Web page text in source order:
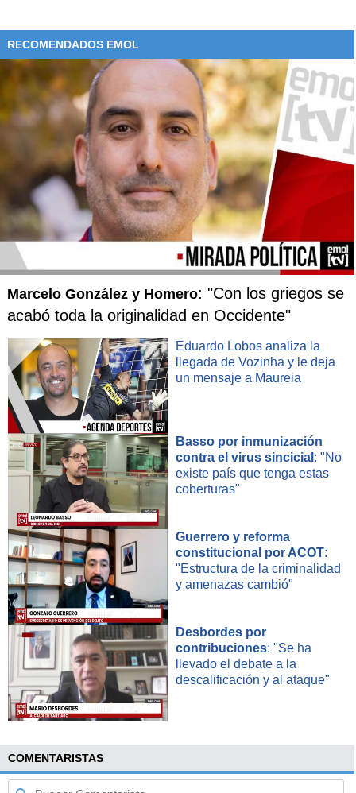
RECOMENDADOS EMOL
Marcelo González y Homero: "Con los griegos se
acabó toda la originalidad en Occidente"
Eduardo Lobos analiza la
llegada de Vozinha y le deja
un mensaje a Maureia
Basso por inmunización
contra el virus sincicial : "No
existe país que tenga estas
coberturas"
Guerrero y reforma
constitucional por ACOT:
"Estructura de la criminalidad
y amenazas cambió"
Desbordes por
contribuciones: "Se ha
llevado el debate a la
descalificación y al ataque"
COMENTARISTAS